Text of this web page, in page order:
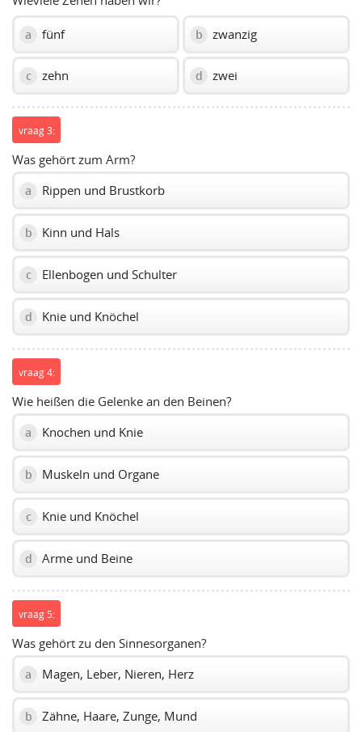
a fünf b zwanzig
c zehn d zwei
vraag 3:
Was gehört zum Arm?
a Rippen und Brustkorb
b Kinn und Hals
c Ellenbogen und Schulter
d Knie und Knöchel
vraag 4:
Wie heißen die Gelenke an den Beinen?
a Knochen und Knie
b Muskeln und Organe
c Knie und Knöchel
d Arme und Beine
vraag 5:
Was gehört zu den Sinnesorganen?
a Magen, Leber, Nieren, Herz
b Zähne, Haare, Zunge, Mund